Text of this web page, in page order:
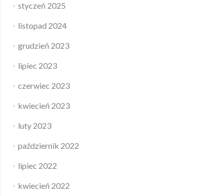
styczeń 2025
listopad 2024
grudzień 2023
lipiec 2023
czerwiec 2023
kwiecień 2023
luty 2023
październik 2022
lipiec 2022
kwiecień 2022